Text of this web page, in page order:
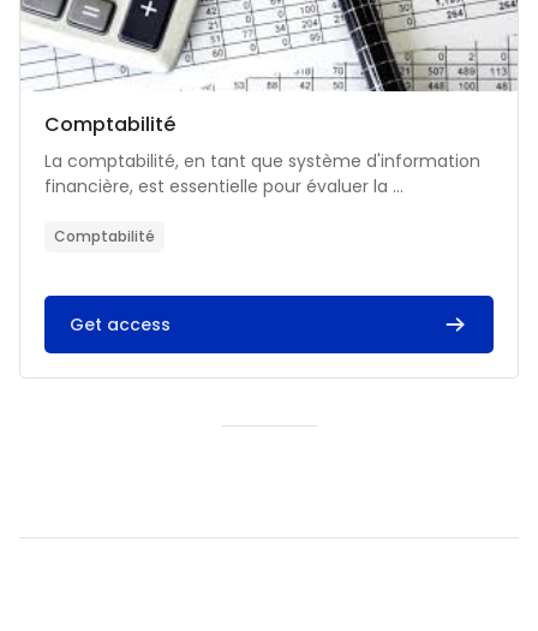
Catégorie de cours
Nom du cours
Comptabilité
Résumé du cours :
La comptabilité, en tant que système d'information
financière, est essentielle pour évaluer la ...
Comptabilité
Get access